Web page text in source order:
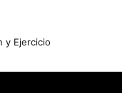
y Ejercicio